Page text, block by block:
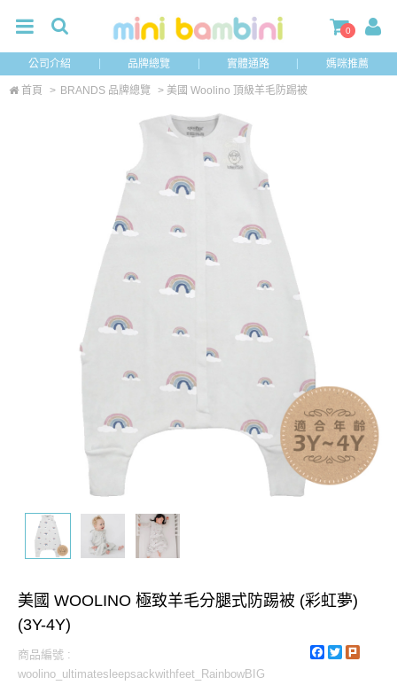
0
公司介紹 品牌總覽 實體通路 媽咪推薦
首頁 > BRANDS 品牌總覽 > 美國 Woolino 頂級羊毛防踢被
美國 WOOLINO 極致羊毛分腿式防踢被 (彩虹夢)
(3Y-4Y)
Facebook
Twitter
商品編號 :
woolino_ultimatesleepsackwithfeet_RainbowBIG